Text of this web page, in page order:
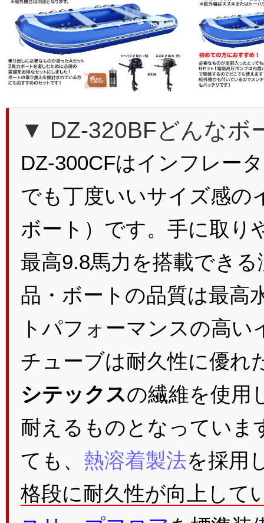
▼ DZ-320BFどんなボ
DZ-300CFはインフレー
でも丁度いいサイズ感の
ボート）です。手に取り
最高9.8馬力を搭載でき
品・ボートの品質は最高
トパフォーマンスの高
チューブは耐久性に優れ
シテックスの繊維を使用
耐えるものとなっていま
ても、 熱溶着製法を採用
格段に耐久性が向上して